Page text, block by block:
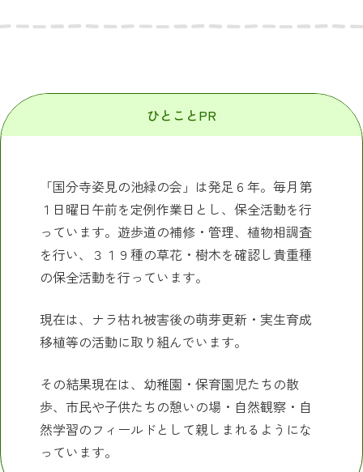
ひとことPR
「国分寺姿見の池緑の会」は発足６年。毎月第
１日曜日午前を定例作業日とし、保全活動を行
っています。遊歩道の補修・管理、植物相調査
を行い、３１９種の草花・樹木を確認し貴重種
の保全活動を行っています。
現在は、ナラ枯れ被害後の萌芽更新・実生育成
移植等の活動に取り組んでいます。
その結果現在は、幼稚園・保育園児たちの散
歩、市民や子供たちの憩いの場・自然観察・自
然学習のフィールドとして親しまれるようにな
っています。